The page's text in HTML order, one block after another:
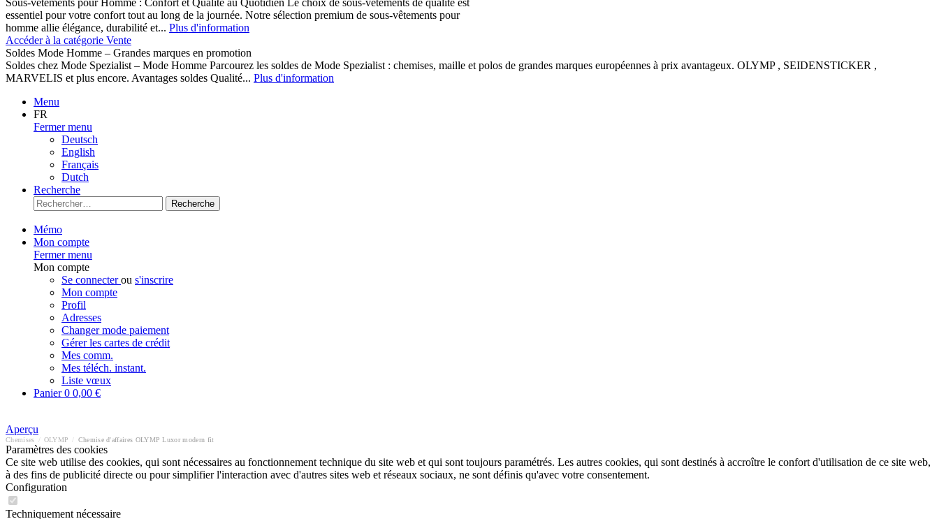
Sous-vêtements pour Homme : Confort et Qualité au Quotidien Le choix de sous-vêtements de qualité est
essentiel pour votre confort tout au long de la journée. Notre sélection premium de sous-vêtements pour
homme allie élégance, durabilité et... Plus d'information
Accéder à la catégorie Vente
Soldes Mode Homme – Grandes marques en promotion
Soldes chez Mode Spezialist – Mode Homme Parcourez les soldes de Mode Spezialist : chemises, maille et polos de grandes marques européennes à prix avantageux. OLYMP , SEIDENSTICKER ,
MARVELIS et plus encore. Avantages soldes Qualité... Plus d'information
Menu
FR
Fermer menu
Deutsch
English
Français
Dutch
Recherche
Recherche
Mémo
Mon compte
Fermer menu
Mon compte
Se connecterou s'inscrire
Mon compte
Profil
Adresses
Changer mode paiement
Gérer les cartes de crédit
Mes comm.
Mes téléch. instant.
Liste vœux
Panier0 0,00 €
Aperçu
Chemises OLYMP Chemise d'affaires OLYMP Luxor modern fit
Paramètres des cookies
Ce site web utilise des cookies, qui sont nécessaires au fonctionnement technique du site web et qui sont toujours paramétrés. Les autres cookies, qui sont destinés à accroître le confort d'utilisation de ce site web,
à des fins de publicité directe ou pour simplifier l'interaction avec d'autres sites web et réseaux sociaux, ne sont définis qu'avec votre consentement.
Configuration
Techniquement nécessaire